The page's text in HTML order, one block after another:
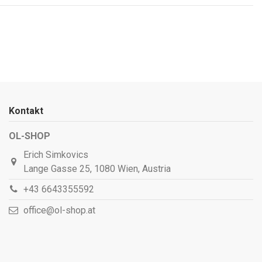
Kontakt
OL-SHOP
Erich Simkovics
Lange Gasse 25, 1080 Wien, Austria
+43 6643355592
office@ol-shop.at